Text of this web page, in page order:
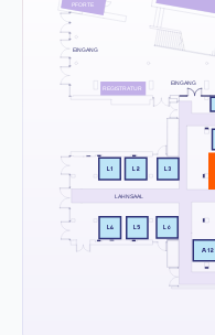
PFORTE
REGISTRATUR
EINGANG
EINGANG
LAHNSAAL
A12
L4 L5
L1 L2 L3
L6